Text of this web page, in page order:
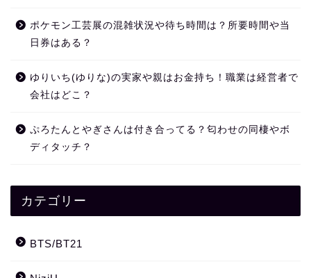
ポケモン工芸展の混雑状況や待ち時間は？所要時間や当
日券はある？
ゆりいち(ゆりな)の実家や親はお金持ち！職業は経営者で
会社はどこ？
ぷろたんとやぎさんは付き合ってる？匂わせの同棲やボ
ディタッチ？
カテゴリー
BTS/BT21